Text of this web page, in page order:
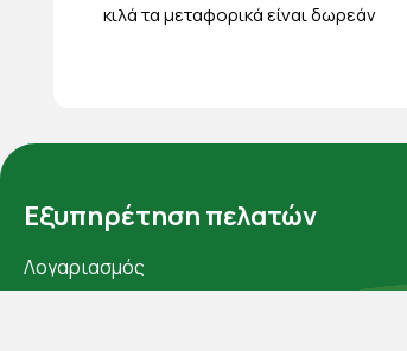
κιλά τα μεταφορικά είναι δωρεάν
Εξυπηρέτηση πελατών
Λογαριασμός
Τα αγαπημένα μου